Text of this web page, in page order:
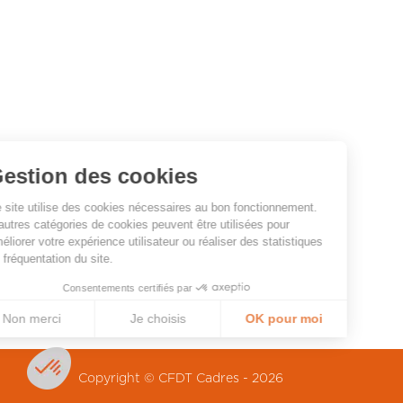
Copyright © CFDT Cadres - 2026
Gestion des cookies
Ce site utilise des cookies nécessaires au bon fonctionnement.
D’autres catégories de cookies peuvent être utilisées pour
améliorer votre expérience utilisateur ou réaliser des statistiques
de fréquentation du site.
Consentements certifiés par
Non merci Je choisis OK pour moi
Axeptio consent
Plateforme de Gestion du Consentement : Personnalisez vos
Notre plateforme vous permet d'adapter et de gérer vos